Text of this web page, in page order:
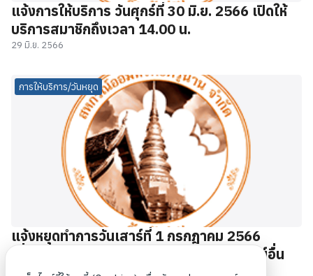
แจ้งการให้บริการ วันศุกร์ที่ 30 มิ.ย. 2566 เปิดให้
บริการสมาชิกถึงเวลา 14.00 น.
29 มิ.ย. 2566
การให้บริการ/วันหยุด
แจ้งหยุดทำการวันเสาร์ที่ 1 กรกฎาคม 2566
เนื่องจากไปศึกษาดูงาน ณ สหกรณ์ออมทรัพย์อื่น
28 มิ.ย. 2566